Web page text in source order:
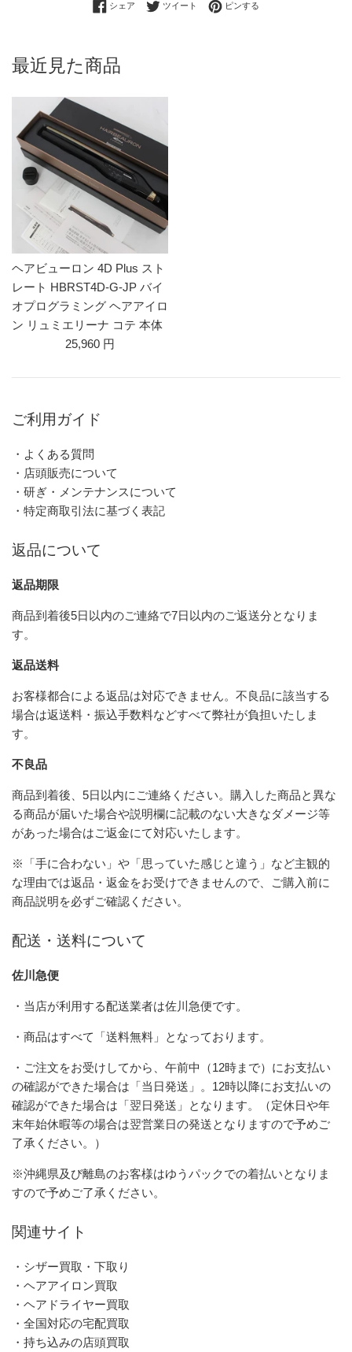
シェア Facebookでシェアする
ツイート Twitterに投稿する
ピンする
最近見た商品
ヘアビューロン 4D Plus スト
レート HBRST4D-G-JP バイ
オプログラミング ヘアアイロ
ン リュミエリーナ コテ 本体
25,960 円
ご利用ガイド
・よくある質問
・店頭販売について
・研ぎ・メンテナンスについて
・特定商取引法に基づく表記
返品について
返品期限
商品到着後5日以内のご連絡で7日以内のご返送分となりま
す。
返品送料
お客様都合による返品は対応できません。不良品に該当する
場合は返送料・振込手数料などすべて弊社が負担いたしま
す。
不良品
商品到着後、5日以内にご連絡ください。購入した商品と異な
る商品が届いた場合や説明欄に記載のない大きなダメージ等
があった場合はご返金にて対応いたします。
※「手に合わない」や「思っていた感じと違う」など主観的
な理由では返品・返金をお受けできませんので、ご購入前に
商品説明を必ずご確認ください。
配送・送料について
佐川急便
・当店が利用する配送業者は佐川急便です。
・商品はすべて「送料無料」となっております。
・ご注文をお受けしてから、午前中（12時まで）にお支払い
の確認ができた場合は「当日発送」。12時以降にお支払いの
確認ができた場合は「翌日発送」となります。（定休日や年
末年始休暇等の場合は翌営業日の発送となりますので予めご
了承ください。）
※沖縄県及び離島のお客様はゆうパックでの着払いとなりま
すので予めご了承ください。
関連サイト
・シザー買取・下取り
・ヘアアイロン買取
・ヘアドライヤー買取
・全国対応の宅配買取
・持ち込みの店頭買取